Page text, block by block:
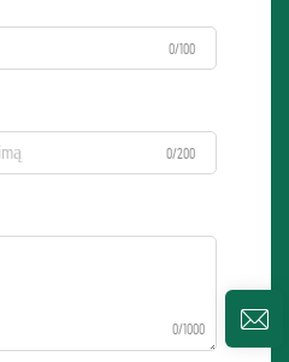
0/100
0/200
0/1000